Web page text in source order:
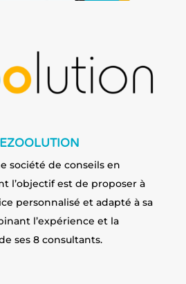
société de conseils en
l’objectif est de proposer à
personnalisé et adapté à sa
l’expérience et la
ses 8 consultants.